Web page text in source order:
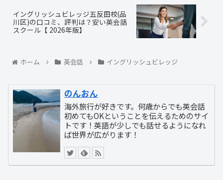
イングリッシュビレッジ五反田校(品
川区)の口コミ、評判は？安い英会話
スクール【 2026年版】
ホーム 英会話 イングリッシュビレッジ
のんおん
海外旅行が好きです。何歳からでも英会話
初めてもOKということを伝えるためのサイ
トです！英語が少しでも話せるようになれ
ば世界が広がります！